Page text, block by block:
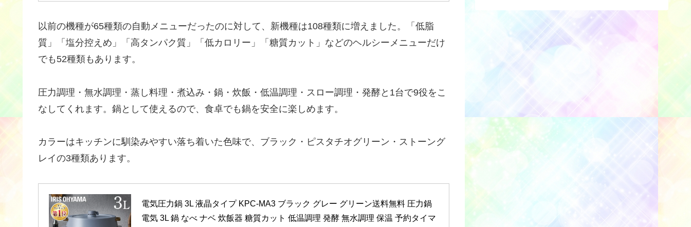
以前の機種が65種類の自動メニューだったのに対して、新機種は108種類に増えました。「低脂
質」「塩分控えめ」「高タンパク質」「低カロリー」「糖質カット」などのヘルシーメニューだけ
でも52種類もあります。
圧力調理・無水調理・蒸し料理・煮込み・鍋・炊飯・低温調理・スロー調理・発酵と1台で9役をこ
なしてくれます。鍋として使えるので、食卓でも鍋を安全に楽しめます。
カラーはキッチンに馴染みやすい落ち着いた色味で、ブラック・ピスタチオグリーン・ストーング
レイの3種類あります。
電気圧力鍋 3L 液晶タイプ KPC-MA3 ブラック グレー グリーン送料無料 圧力鍋
電気 3L 鍋 なべ ナベ 炊飯器 糖質カット 低温調理 発酵 無水調理 保温 予約タイマ